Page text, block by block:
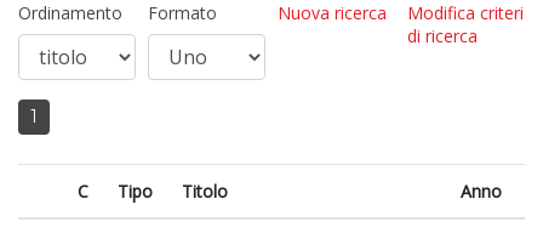
Ordinamento
Formato Nuova ricerca
Modifica criteri
di ricerca
1
C Tipo Titolo Anno